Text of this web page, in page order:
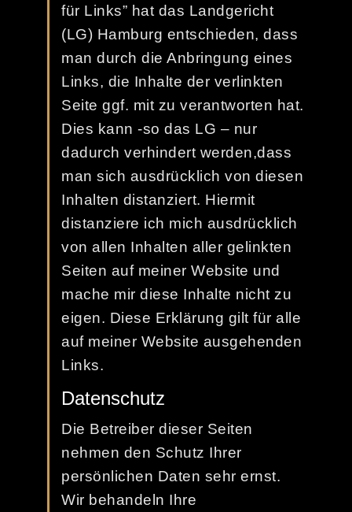
für Links” hat das Landgericht
(LG) Hamburg entschieden, dass
man durch die Anbringung eines
Links, die Inhalte der verlinkten
Seite ggf. mit zu verantworten hat.
Dies kann -so das LG – nur
dadurch verhindert werden,dass
man sich ausdrücklich von diesen
Inhalten distanziert. Hiermit
distanziere ich mich ausdrücklich
von allen Inhalten aller gelinkten
Seiten auf meiner Website und
mache mir diese Inhalte nicht zu
eigen. Diese Erklärung gilt für alle
auf meiner Website ausgehenden
Links.
Datenschutz
Die Betreiber dieser Seiten
nehmen den Schutz Ihrer
persönlichen Daten sehr ernst.
Wir behandeln Ihre